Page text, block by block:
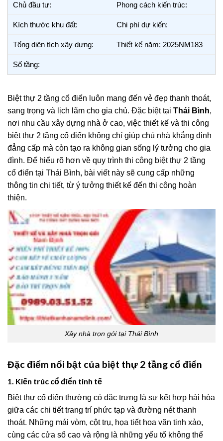
Chủ đầu tư: Phong cách kiến trúc:
Kích thước khu đất: Chi phí dự kiến:
Tổng diện tích xây dựng: Thiết kế năm: 2025NM183
Số tầng:
Biệt thự 2 tầng cổ điển luôn mang đến vẻ đẹp thanh thoát,
sang trọng và lịch lãm cho gia chủ. Đặc biệt tại Thái Bình,
nơi nhu cầu xây dựng nhà ở cao, việc thiết kế và thi công
biệt thự 2 tầng cổ điển không chỉ giúp chủ nhà khẳng định
đẳng cấp mà còn tạo ra không gian sống lý tưởng cho gia
đình. Để hiểu rõ hơn về quy trình thi công biệt thự 2 tầng
cổ điển tại Thái Bình, bài viết này sẽ cung cấp những
thông tin chi tiết, từ ý tưởng thiết kế đến thi công hoàn
thiện.
Xây nhà trọn gói tại Thái Bình
Đặc điểm nổi bật của biệt thự 2 tầng cổ điển
1. Kiến trúc cổ điển tinh tế
Biệt thự cổ điển thường có đặc trưng là sự kết hợp hài hòa
giữa các chi tiết trang trí phức tạp và đường nét thanh
thoát. Những mái vòm, cột trụ, họa tiết hoa văn tinh xảo,
cùng các cửa sổ cao và rộng là những yếu tố không thể